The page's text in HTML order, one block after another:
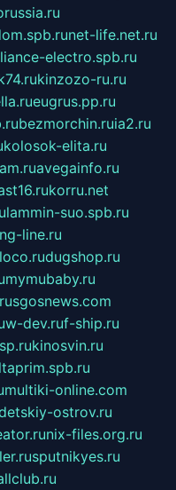
net-life.net.ru
electro.spb.ru
kinzozo-ru.ru
eugrus.pp.ru
bezmorchin.ruia2.ru
kolosok-elita.ru
avegainfo.ru
korru.net
lammin-suo.spb.ru
line.ru
dugshop.ru
mymubaby.ru
rusgosnews.com
w-dev.ruf-ship.ru
kinosvin.ru
multiki-online.com
ostrov.ru
nix-files.org.ru
sputnikyes.ru